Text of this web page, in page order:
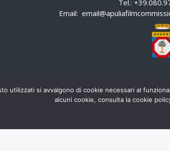
Tel.:
Email:
utilizzati si avvalgono di cookie necessari al
alcuni cookie, consulta la cookie